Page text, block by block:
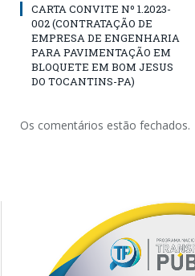
CARTA CONVITE Nº 1.2023-
002 (CONTRATAÇÃO DE
EMPRESA DE ENGENHARIA
PARA PAVIMENTAÇÃO EM
BLOQUETE EM BOM JESUS
DO TOCANTINS-PA)
Os comentários estão fechados.